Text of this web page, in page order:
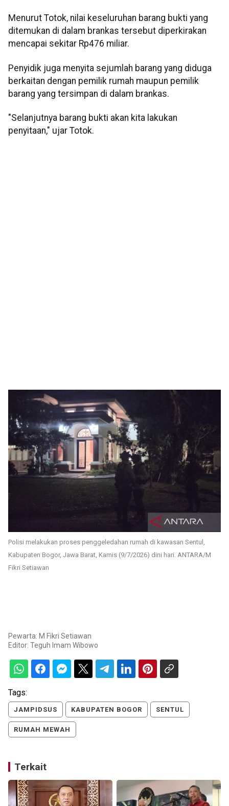
Menurut Totok, nilai keseluruhan barang bukti yang
ditemukan di dalam brankas tersebut diperkirakan
mencapai sekitar Rp476 miliar.
Penyidik juga menyita sejumlah barang yang diduga
berkaitan dengan pemilik rumah maupun pemilik
barang yang tersimpan di dalam brankas.
"Selanjutnya barang bukti akan kita lakukan
penyitaan," ujar Totok.
Polisi melakukan proses penggeledahan rumah di kawasan Sentul,
Kabupaten Bogor, Jawa Barat, Kamis (9/7/2026) dini hari. ANTARA/M
Fikri Setiawan
Pewarta: M Fikri Setiawan
Editor: Teguh Imam Wibowo
Tags:
JAMPIDSUS KABUPATEN BOGOR SENTUL
RUMAH MEWAH
Terkait